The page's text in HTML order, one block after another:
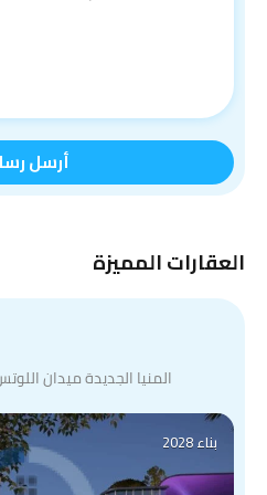
أرسل
العقارات المميزة
المنيا الجديدة ميدان
بناء 2028